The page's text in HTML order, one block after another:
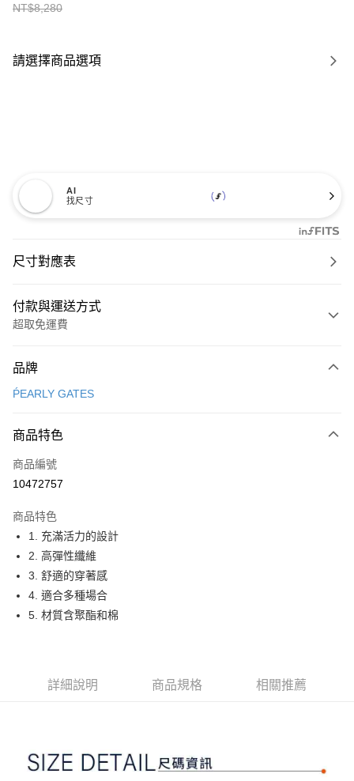
NT$8,280
請選擇商品選項
AI
找尺寸
尺寸對應表
付款與運送方式
超取免運費
信用卡一次付款
LINE Pay
Apple Pay
悠遊付
大哥付你分期
相關說明
【大哥付你分期使用說明】
1.本服務由台灣大哥大提供，台灣大哥大用戶可立即使用無須另外申請。
2.付款方式選擇「大哥付你分期」，訂單成立後會自動跳轉到大哥付的交易
消。如遇「轉專審核」未通過狀況，表示未達大哥付你分期系統評分，恕無
2.透過簡訊連結打開帳單後，可選擇「超商條碼／台灣大直營門市／銀行轉
帳／街口支付／iPASS MONEY」等通路繳費。
AFTEE先享後付
相關說明
１．簡單：不需註冊會員、不需綁卡、不需儲值。
１．於結帳方式選擇「AFTEE先享後付」後，將跳轉至「AFTEE先享後付」
結帳頁面，進行簡訊認證並確認金額後，即可完成結帳。
運送方式
付款後全家取貨
品牌
ṔEARLY GATES
商品特色
商品編號
10472757
商品特色
1. 充滿活力的設計
2. 高彈性纖維
3. 舒適的穿著感
4. 適合多種場合
5. 材質含聚酯和棉
詳細說明 商品規格 相關推薦